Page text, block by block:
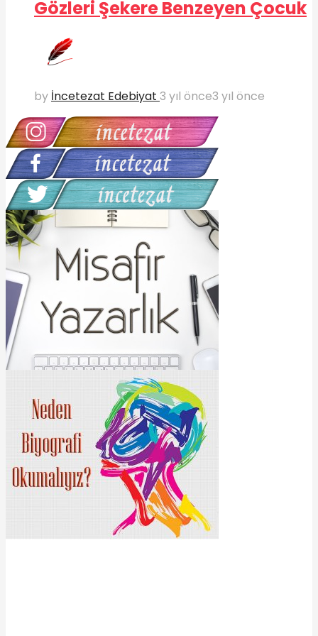
Gözleri Şekere Benzeyen Çocuk
by İncetezat Edebiyat 3 yıl önce3 yıl önce